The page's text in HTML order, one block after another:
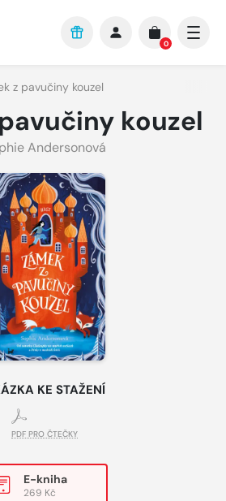
0
z pavučiny kouzel
kouzel
Andersonová
KE STAŽENÍ
PDF PRO ČTEČKY
E-kniha
269 Kč